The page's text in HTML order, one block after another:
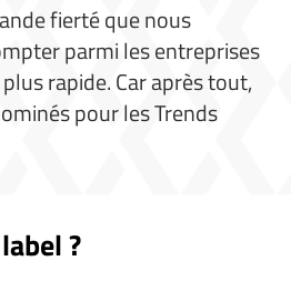
fierté que nous
parmi les entreprises
rapide. Car après tout,
pour les Trends
?